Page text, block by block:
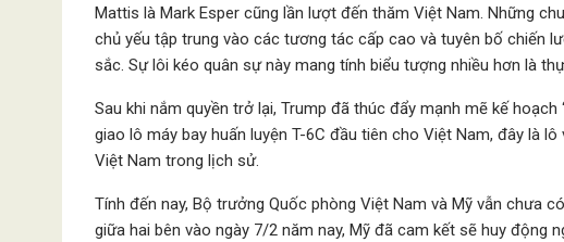
Mattis là Mark Esper cũng lần lượt đến thăm Việt Nam. Những
chủ yếu tập trung vào các tương tác cấp cao và tuyên bố chiến
sắc. Sự lôi kéo quân sự này mang tính biểu tượng nhiều hơn là
Sau khi nắm quyền trở lại, Trump đã thúc đẩy mạnh mẽ kế
giao lô máy bay huấn luyện T-6C đầu tiên cho Việt Nam, đây là
Việt Nam trong lịch sử.
Tính đến nay, Bộ trưởng Quốc phòng Việt Nam và Mỹ vẫn chưa
giữa hai bên vào ngày 7/2 năm nay, Mỹ đã cam kết sẽ huy động